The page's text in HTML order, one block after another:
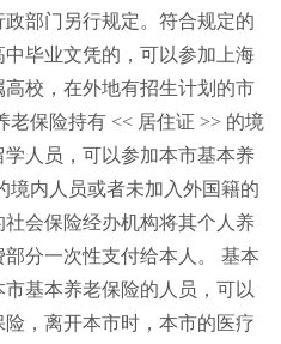
部门另行规定。符合规定的
毕业文凭的，可以参加上海
校，在外地有招生计划的市
老保险持有 << 居住证 >> 的境
人员，可以参加本市基本养
境内人员或者未加入外国籍的
会保险经办机构将其个人养
分一次性支付给本人。 基本
基本养老保险的人员，可以
，离开本市时，本市的医疗